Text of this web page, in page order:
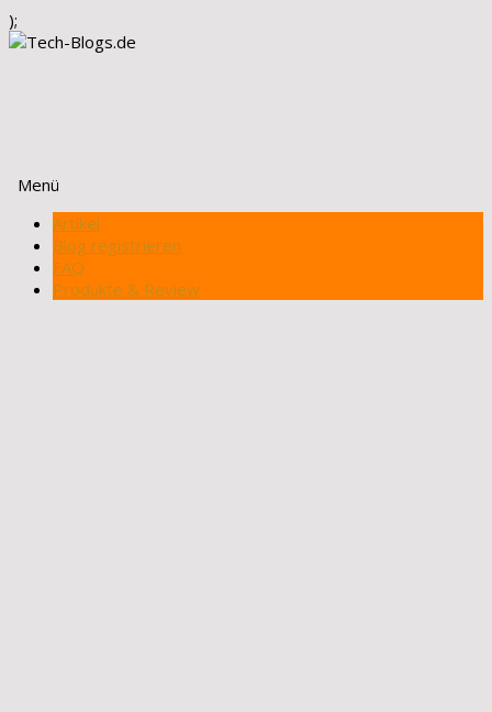
);
Menü
Zum
Inhalt
springen
Artikel
Blog registrieren
FAQ
Produkte & Review